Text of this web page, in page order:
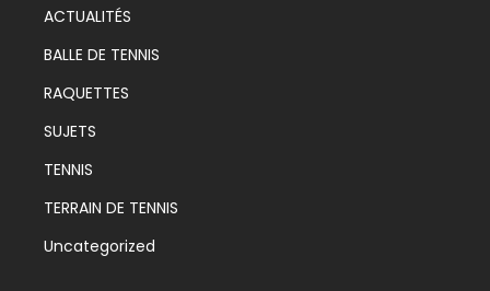
ACTUALITÉS
BALLE DE TENNIS
RAQUETTES
SUJETS
TENNIS
TERRAIN DE TENNIS
Uncategorized